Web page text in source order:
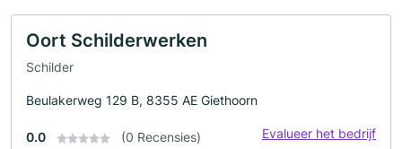
Oort Schilderwerken
Schilder
Beulakerweg 129 B, 8355 AE Giethoorn
0.0 (0 Recensies) Evalueer het bedrijf